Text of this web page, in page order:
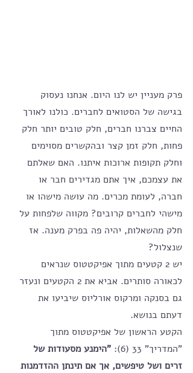
פרק מעניין יש לנו היום. אנחנו נעסוק
בגישה של הסטואים לחברים. כולנו לאורך
החיים צברנו חברים, חלק טובים יותר חלק
פחות, חלק זמן קצר ובהקשרים מסוימים
וחלק תקופות ארוכות איתנו. האם שאלתם
את עצמכם, איך אתם מגדירים חבר או
חברה, לעומת מכרים. מה עושה מישהו או
מישהי לחברים קרובים? מקווה שלפחות על
חלק מהשאלות, יהיה פה בפרק מענה. אז
שנצלול?
יש 2 קטעים מתוך אפיקטטוס שנראים
לכאורה סותרים. אביא את 2 הקטעים ונעזר
גם בסנקה ומרקוס אורליוס שיביעו את
דעתם בנושא.
הקטע הראשון של אפיקטטוס מתוך
"המדריך" 33 (6):
"הימנע מסעודות של
זרים ושל טיפשים, אך אם תינתן ההזדמנות